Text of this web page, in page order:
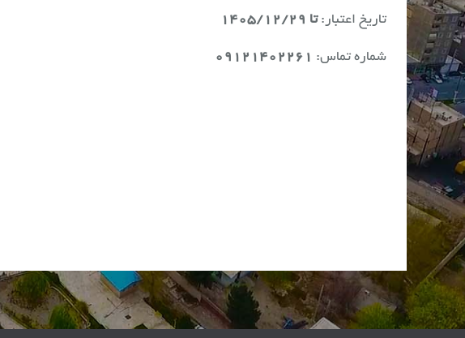
تاریخ اعتبار:تا ۱۴۰۵/۱۲/۲۹
شماره تماس: ۰۹۱۲۱۴۰۲۲۶۱